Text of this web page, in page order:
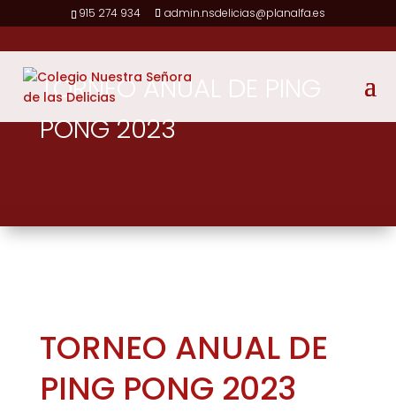
915 274 934 admin.nsdelicias@planalfa.es
TORNEO ANUAL DE PING
PONG 2023
TORNEO ANUAL DE
PING PONG 2023